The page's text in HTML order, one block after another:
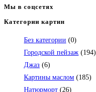
Мы в соцсетях
Откроется
в
вашем
приложении
Категории картин
Без категории (0)
Городской пейзаж (194)
Джаз (6)
Картины маслом (185)
Натюрморт (26)